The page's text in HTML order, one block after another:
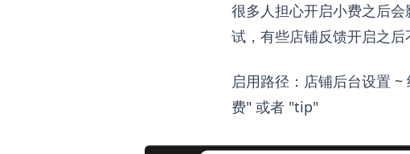
很多人担心开启小费之后
试，有些店铺反馈开启之后
启用路径：店铺后台设置
费" 或者 "tip"